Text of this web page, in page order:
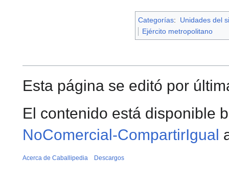
Categorías:
Unidades del
Ejército metropolitano
Esta página se editó por
El contenido está disponible
NoComercial-CompartirIgual
Acerca de Caballipedia Descargos